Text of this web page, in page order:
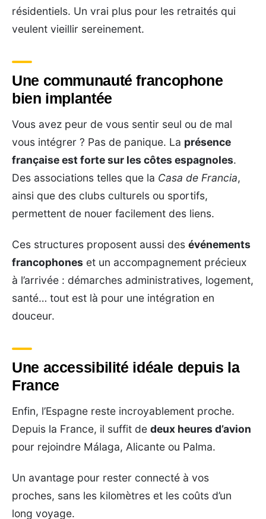
résidentiels. Un vrai plus pour les retraités qui
veulent vieillir sereinement.
Une communauté francophone
bien implantée
Vous avez peur de vous sentir seul ou de mal
vous intégrer ? Pas de panique. La présence
française est forte sur les côtes espagnoles.
Des associations telles que la Casa de Francia,
ainsi que des clubs culturels ou sportifs,
permettent de nouer facilement des liens.
Ces structures proposent aussi des événements
francophones et un accompagnement précieux
à l’arrivée : démarches administratives, logement,
santé… tout est là pour une intégration en
douceur.
Une accessibilité idéale depuis la
France
Enfin, l’Espagne reste incroyablement proche.
Depuis la France, il suffit de deux heures d’avion
pour rejoindre Málaga, Alicante ou Palma.
Un avantage pour rester connecté à vos
proches, sans les kilomètres et les coûts d’un
long voyage.